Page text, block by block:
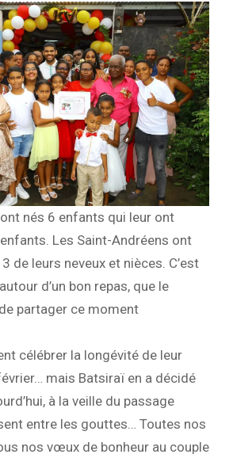
nés 6 enfants qui leur ont
Les Saint-Andréens ont
de leurs neveux et nièces. C’est
d’un bon repas, que le
partager ce moment
célébrer la longévité de leur
mais Batsiraï en a décidé
à la veille du passage
entre les gouttes… Toutes nos
nos vœux de bonheur au couple